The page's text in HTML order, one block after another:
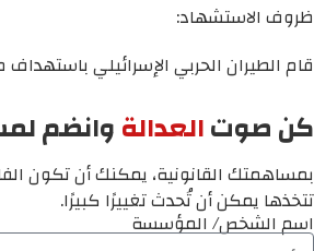
ظروف الاستشهاد:
قام الطيران الحربي الإسرائيلي
كن صوتالعدالةوانضم
بمساهمتك القانونية، يمكنك أن تكون
تتخذها يمكن أن تُحدث تغييرًا كبيرًا.
اسم الشخص/ المؤسسة